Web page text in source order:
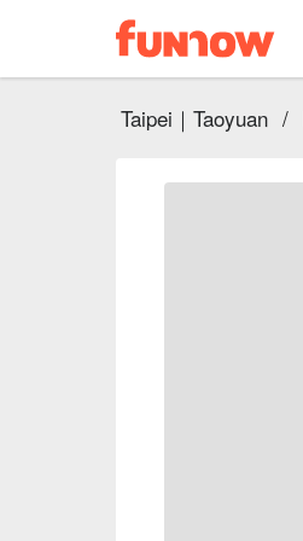
Taipei｜Taoyuan /